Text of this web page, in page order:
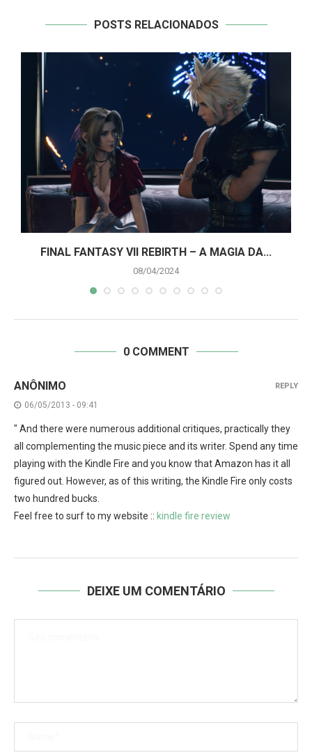
POSTS RELACIONADOS
FINAL FANTASY VII REBIRTH – A MAGIA DA...
08/04/2024
0 COMMENT
ANÔNIMO
06/05/2013 - 09:41
" And there were numerous additional critiques, practically they
all complementing the music piece and its writer. Spend any time
playing with the Kindle Fire and you know that Amazon has it all
figured out. However, as of this writing, the Kindle Fire only costs
two hundred bucks.
Feel free to surf to my website :: kindle fire review
REPLY
DEIXE UM COMENTÁRIO